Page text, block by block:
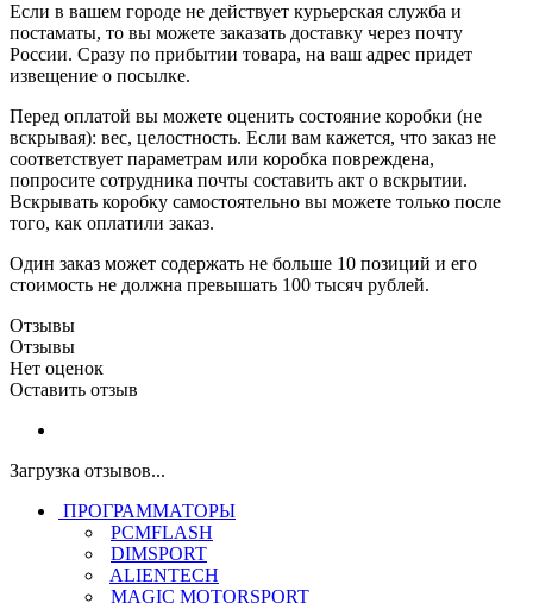
Если в вашем городе не действует курьерская служба и
постаматы, то вы можете заказать доставку через почту
России. Сразу по прибытии товара, на ваш адрес придет
извещение о посылке.
Перед оплатой вы можете оценить состояние коробки (не
вскрывая): вес, целостность. Если вам кажется, что заказ не
соответствует параметрам или коробка повреждена,
попросите сотрудника почты составить акт о вскрытии.
Вскрывать коробку самостоятельно вы можете только после
того, как оплатили заказ.
Один заказ может содержать не больше 10 позиций и его
стоимость не должна превышать 100 тысяч рублей.
Отзывы
Отзывы
Нет оценок
Оставить отзыв
Загрузка отзывов...
ПРОГРАММАТОРЫ
PCMFLASH
DIMSPORT
ALIENTECH
MAGIC MOTORSPORT